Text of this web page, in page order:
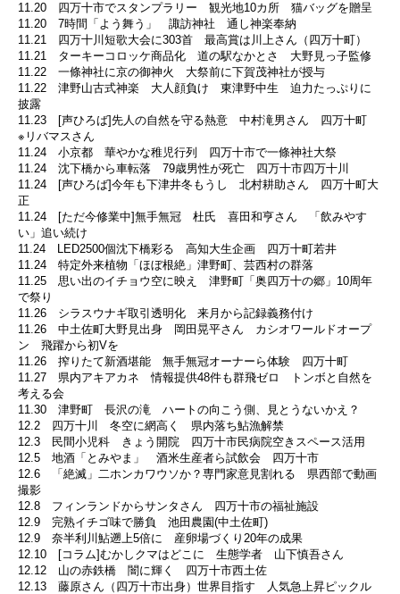
11.20 四万十市でスタンプラリー 観光地10カ所 猫バッグを贈呈
11.20 7時間「よう舞う」 諏訪神社 通し神楽奉納
11.21 四万十川短歌大会に303首 最高賞は川上さん（四万十町）
11.21 ターキーコロッケ商品化 道の駅なかとさ 大野見っ子監修
11.22 一條神社に京の御神火 大祭前に下賀茂神社が授与
11.22 津野山古式神楽 大人顔負け 東津野中生 迫力たっぷりに
披露
11.23 [声ひろば]先人の自然を守る熱意 中村滝男さん 四万十町
※リバマスさん
11.24 小京都 華やかな稚児行列 四万十市で一條神社大祭
11.24 沈下橋から車転落 79歳男性が死亡 四万十市四万十川
11.24 [声ひろば]今年も下津井冬もうし 北村耕助さん 四万十町大
正
11.24 [ただ今修業中]無手無冠 杜氏 喜田和亨さん 「飲みやす
い」追い続け
11.24 LED2500個沈下橋彩る 高知大生企画 四万十町若井
11.24 特定外来植物「ほぼ根絶」津野町、芸西村の群落
11.25 思い出のイチョウ空に映え 津野町「奥四万十の郷」10周年
で祭り
11.26 シラスウナギ取引透明化 来月から記録義務付け
11.26 中土佐町大野見出身 岡田晃平さん カシオワールドオープ
ン 飛躍から初Vを
11.26 搾りたて新酒堪能 無手無冠オーナーら体験 四万十町
11.27 県内アキアカネ 情報提供48件も群飛ゼロ トンボと自然を
考える会
11.30 津野町 長沢の滝 ハートの向こう側、見とうないかえ？
12.2 四万十川 冬空に網高く 県内落ち鮎漁解禁
12.3 民間小児科 きょう開院 四万十市民病院空きスペース活用
12.5 地酒「とみやま」 酒米生産者ら試飲会 四万十市
12.6 「絶滅」二ホンカワウソか？専門家意見割れる 県西部で動画
撮影
12.8 フィンランドからサンタさん 四万十市の福祉施設
12.9 完熟イチゴ味で勝負 池田農園(中土佐町)
12.9 奈半利川鮎遡上5倍に 産卵場づくり20年の成果
12.10 [コラム]むかしクマはどこに 生態学者 山下慎吾さん
12.12 山の赤鉄橋 闇に輝く 四万十市西土佐
12.13 藤原さん（四万十市出身）世界目指す 人気急上昇ピックル